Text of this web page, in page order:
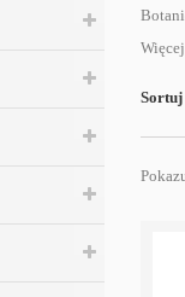
Więcej
Sortuj